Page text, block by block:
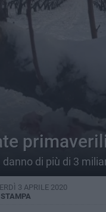
danno di più di 3
3 APRILE 2020